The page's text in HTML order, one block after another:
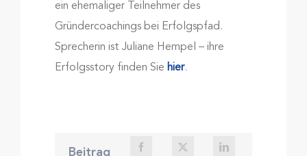
ein ehemaliger Teilnehmer des
Gründercoachings bei Erfolgspfad.
Sprecherin ist Juliane Hempel – ihre
Erfolgsstory finden Sie hier.
Beitrag